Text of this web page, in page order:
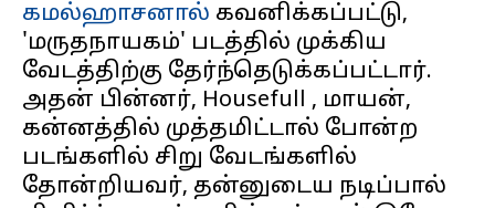
கமல்ஹாசனால் கவனிக்கப்பட்டு,
'மருதநாயகம்' படத்தில் முக்கிய
வேடத்திற்கு தேர்ந்தெடுக்கப்பட்டார்.
அதன் பின்னர், Housefull , மாயன்,
கன்னத்தில் முத்தமிட்டால் போன்ற
படங்களில் சிறு வேடங்களில்
தோன்றியவர், தன்னுடைய நடிப்பால்